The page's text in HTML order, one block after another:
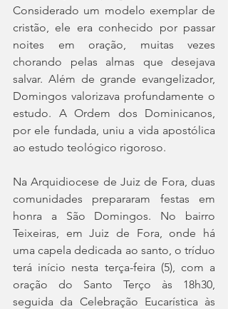
Considerado um modelo exemplar de
cristão, ele era conhecido por passar
noites em oração, muitas vezes
chorando pelas almas que desejava
salvar. Além de grande evangelizador,
Domingos valorizava profundamente o
estudo. A Ordem dos Dominicanos,
por ele fundada, uniu a vida apostólica
ao estudo teológico rigoroso.
Na Arquidiocese de Juiz de Fora, duas
comunidades prepararam festas em
honra a São Domingos. No bairro
Teixeiras, em Juiz de Fora, onde há
uma capela dedicada ao santo, o tríduo
terá início nesta terça-feira (5), com a
oração do Santo Terço às 18h30,
seguida da Celebração Eucarística às